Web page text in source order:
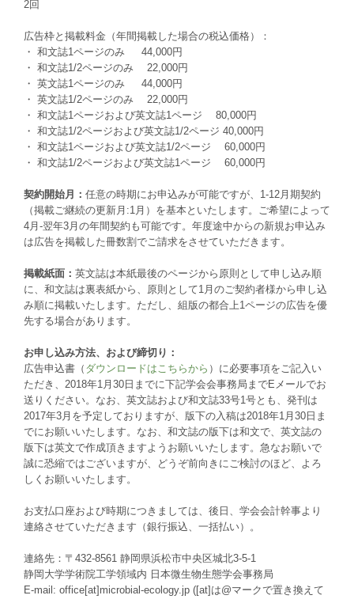
2回
広告枠と掲載料金（年間掲載した場合の税込価格）：
・ 和文誌1ページのみ 44,000円
・ 和文誌1/2ページのみ 22,000円
・ 英文誌1ページのみ 44,000円
・ 英文誌1/2ページのみ 22,000円
・ 和文誌1ページおよび英文誌1ページ 80,000円
・ 和文誌1/2ページおよび英文誌1/2ページ 40,000円
・ 和文誌1ページおよび英文誌1/2ページ 60,000円
・ 和文誌1/2ページおよび英文誌1ページ 60,000円
契約開始月： 任意の時期にお申込みが可能ですが、1-12月期契約
（掲載ご継続の更新月:1月）を基本といたします。ご希望によって
4月-翌年3月の年間契約も可能です。年度途中からの新規お申込み
は広告を掲載した冊数割でご請求をさせていただきます。
掲載紙面： 英文誌は本紙最後のページから原則として申し込み順
に、和文誌は裏表紙から、原則として1月のご契約者様から申し込
み順に掲載いたします。ただし、組版の都合上1ページの広告を優
先する場合があります。
お申し込み方法、および締切り：
広告申込書（ ダウンロードはこちらから ）に必要事項をご記入い
ただき、2018年1月30日までに下記学会会事務局までEメールでお
送りください。なお、英文誌および和文誌33号1号とも、発刊は
2017年3月を予定しておりますが、版下の入稿は2018年1月30日ま
でにお願いいたします。なお、和文誌の版下は和文で、英文誌の
版下は英文で作成頂きますようお願いいたします。急なお願いで
誠に恐縮ではございますが、どうぞ前向きにご検討のほど、よろ
しくお願いいたします。
お支払口座および時期につきましては、後日、学会会計幹事より
連絡させていただきます（銀行振込、一括払い）。
連絡先：〒 432-8561 静岡県浜松市中央区城北3-5-1
静岡大学学術院工学領域内 日本微生物生態学会事務局
E-mail: office[at]microbial-ecology.jp ([at]は@マークで置き換えて